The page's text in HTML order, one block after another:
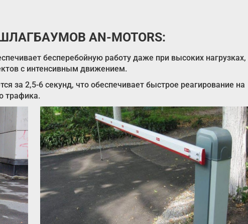
AN-MOTORS:
бесперебойную работу даже при высоких нагрузках,
с интенсивным движением.
за 2,5-6 секунд, что обеспечивает быстрое реагирование на
трафика.